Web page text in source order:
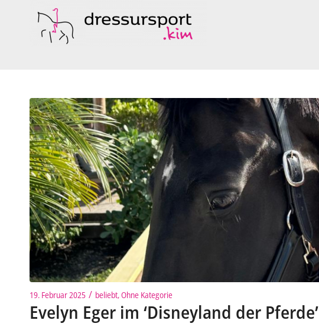
19. Februar 2025 / beliebt,Ohne Kategorie
Evelyn Eger im ‘Disneyland der Pferde’